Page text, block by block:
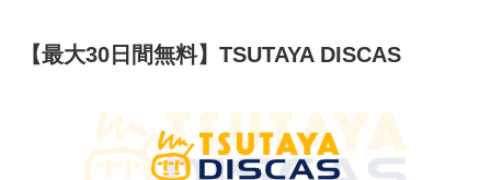
【最大30日間無料】TSUTAYA DISCAS